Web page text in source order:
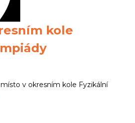
kole
v okresním kole Fyzikální